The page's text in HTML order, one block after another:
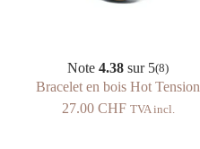
Note4.38 sur 5(8)
Bracelet en bois Hot Tension
27.00 CHF TVA incl.